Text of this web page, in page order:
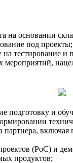
на основании
под проекты;
тестирование и
мероприятий,
подготовку и
включая
(PoC) и
продуктов;